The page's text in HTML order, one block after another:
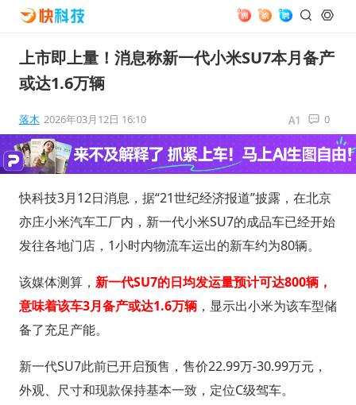
上市即上量！消息称新一代小米SU7本月备产
或达1.6万辆
落木 2026年03月12日 16:10 0
快科技3月12日消息，据“21世纪经济报道”披露，在北京
亦庄小米汽车工厂内，新一代小米SU7的成品车已经开始
发往各地门店，1小时内物流车运出的新车约为80辆。
该媒体测算， 新一代SU7的日均发运量预计可达800辆，
意味着该车3月备产或达1.6万辆，显示出小米为该车型储
备了充足产能。
新一代SU7此前已开启预售，售价22.99万-30.99万元，
外观、尺寸和现款保持基本一致，定位C级驾车。